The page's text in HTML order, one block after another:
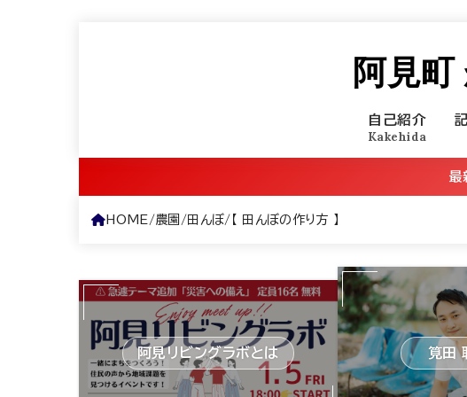
阿見
自己紹介
Kakehida
最
HOME 農園 田んぼ 【 田んぼの作り方 】
阿見リビングラボとは 筧田